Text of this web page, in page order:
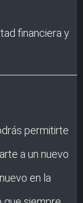
financiera y
permitirte
a un nuevo
en la